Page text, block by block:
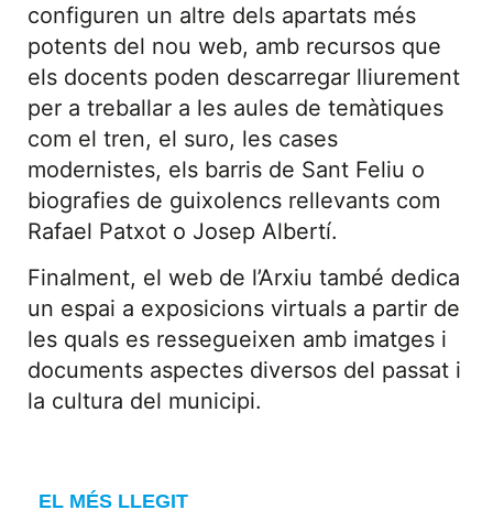
configuren un altre dels apartats més
potents del nou web, amb recursos que
els docents poden descarregar lliurement
per a treballar a les aules de temàtiques
com el tren, el suro, les cases
modernistes, els barris de Sant Feliu o
biografies de guixolencs rellevants com
Rafael Patxot o Josep Albertí.
Finalment, el web de l’Arxiu també dedica
un espai a exposicions virtuals a partir de
les quals es ressegueixen amb imatges i
documents aspectes diversos del passat i
la cultura del municipi.
EL MÉS LLEGIT